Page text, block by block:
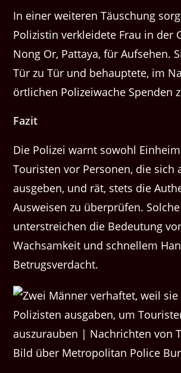
In einer weiteren Täuschung
Polizistin verkleidete Frau in der
Nong Or, Pattaya, für Aufsehen.
Tür zu Tür und behauptete, im
örtlichen Polizeiwache Spenden
Fazit
Die Polizei warnt sowohl
Touristen vor Personen, die sich
ausgeben, und rät, stets die
Ausweisen zu überprüfen.
unterstreichen die Bedeutung
Wachsamkeit und schnellem
Betrugsverdacht.
Bild über Metropolitan Police